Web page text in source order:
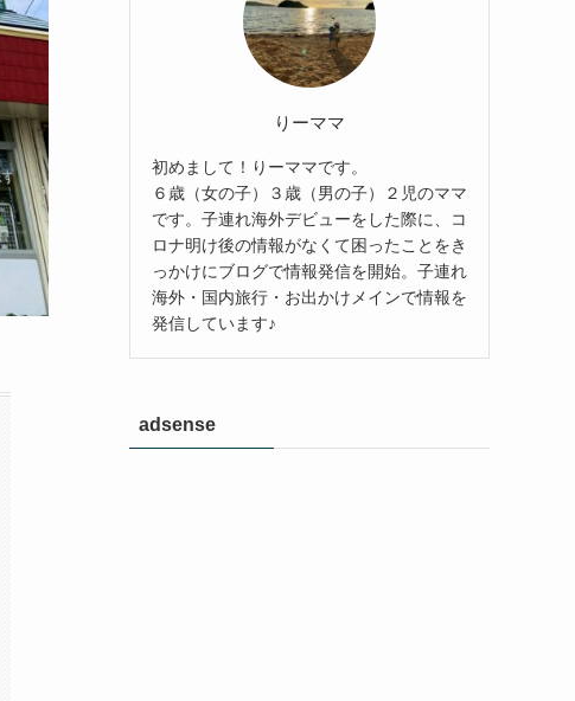
りーママ
初めまして！りーママです。
６歳（女の子）３歳（男の子）２児のママ
です。子連れ海外デビューをした際に、コ
ロナ明け後の情報がなくて困ったことをき
っかけにブログで情報発信を開始。子連れ
海外・国内旅行・お出かけメインで情報を
発信しています♪
adsense